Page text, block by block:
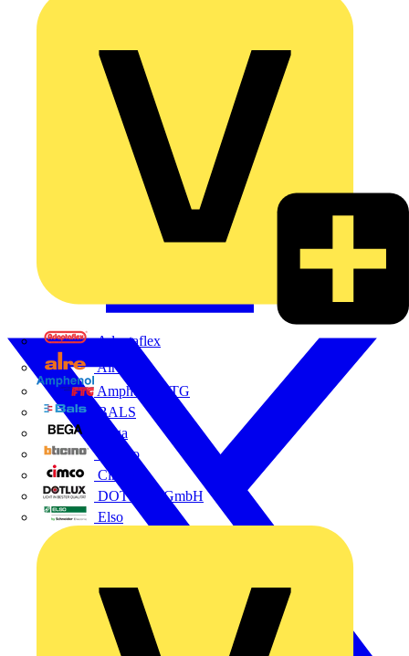
Adaptaflex
Alre
Amphenol FTG
BALS
Bega
Bticino
Cimco
DOTLUX GmbH
Elso